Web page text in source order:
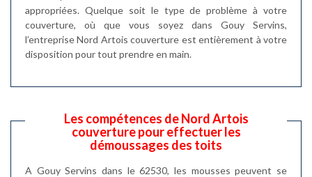
appropriées. Quelque soit le type de problème à votre
couverture, où que vous soyez dans Gouy Servins,
l’entreprise Nord Artois couverture est entièrement à votre
disposition pour tout prendre en main.
Les compétences de Nord Artois
couverture pour effectuer les
démoussages des toits
A Gouy Servins dans le 62530, les mousses peuvent se